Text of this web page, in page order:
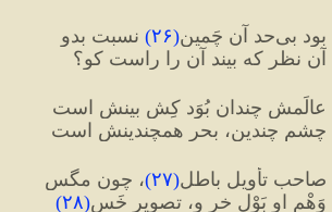
بود بی‌حد آن چَمین (۲۶) نسبت بدو
آن نظر که بیند آن را راست کو؟
عالَمش چندان بُوَد کِش بینش است
چشم چندین، بحر همچندینش است
صاحبِ تأویلِ باطل(۲۷)، چون مگس
وَهْمِ او بَوْلِ خر و، تصویرِ خَس(۲۸)